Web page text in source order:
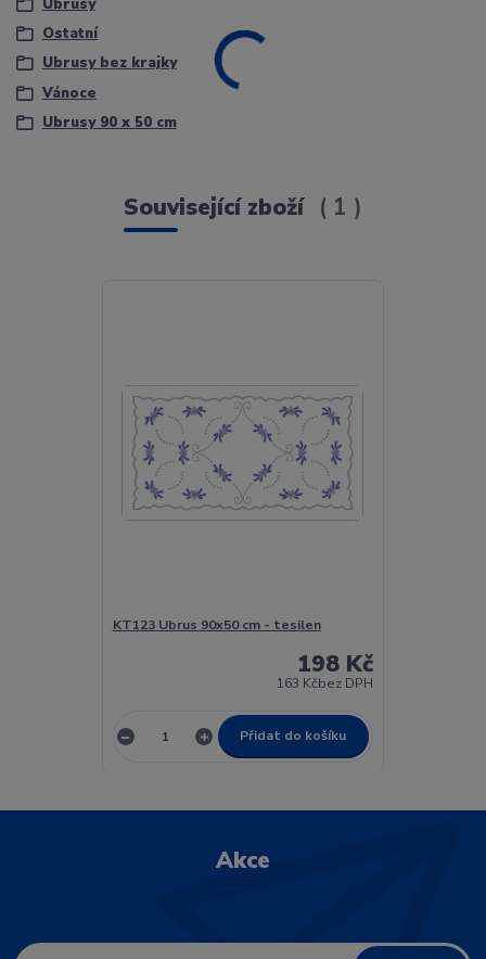
Ostatní
Ubrusy bez krajky
Vánoce
Ubrusy 90 x 50 cm
Související zboží 1
KT123 Ubrus 90x50 cm - tesilen
198 Kč
163 Kčbez DPH
Přidat do košíku
Akce